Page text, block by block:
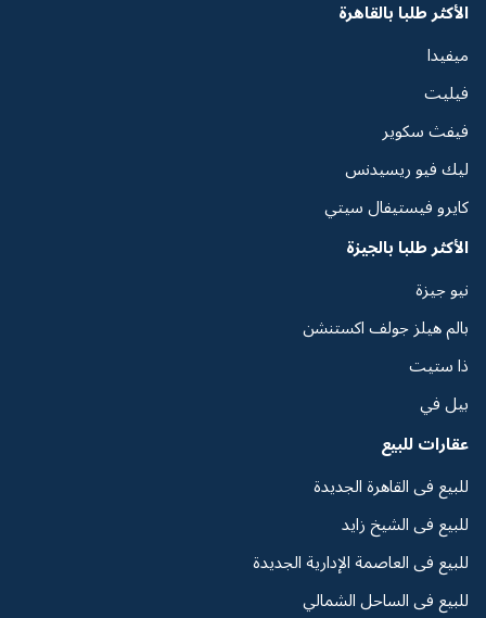
الأكثر طلبا بالقاهرة
ميفيدا
فيليت
فيفث سكوير
ليك فيو ريسيدنس
كايرو فيستيفال سيتي
الأكثر طلبا بالجيزة
نيو جيزة
بالم هيلز جولف اكستنشن
ذا ستيت
بيل في
عقارات للبيع
للبيع فى القاهرة الجديدة
للبيع فى الشيخ زايد
للبيع فى العاصمة الإدارية الجديدة
للبيع فى الساحل الشمالي